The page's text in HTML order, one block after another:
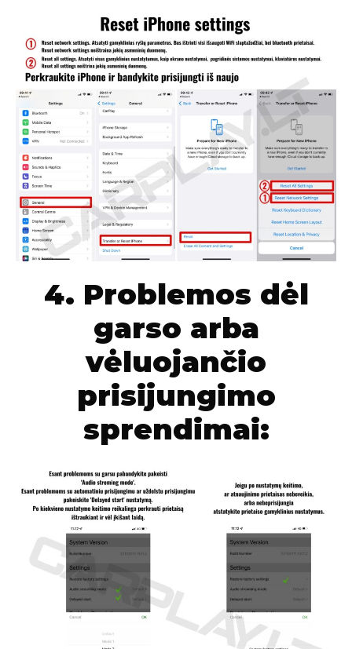
4. Problemos dėl
garso arba
vėluojančio
prisijungimo
sprendimai: